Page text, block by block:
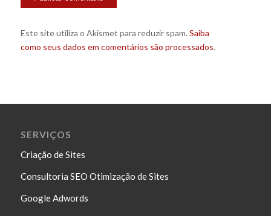
Este site utiliza o Akismet para reduzir spam. Saiba
como seus dados em comentários são processados.
SERVIÇOS
Criação de Sites
Consultoria SEO Otimização de Sites
Google Adwords